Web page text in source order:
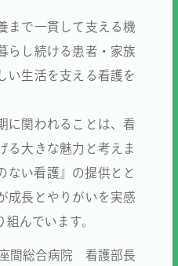
まで一貫して支える機
らし続ける患者・家族
い生活を支える看護を
に関われることは、看
る大きな魅力と考えま
ない看護』の提供とと
成長とやりがいを実感
んでいます。
間総合病院 看護部長